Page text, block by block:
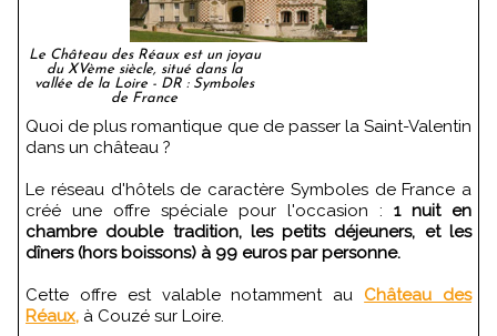
Le Château des Réaux est un joyau
du XVème siècle, situé dans la
vallée de la Loire - DR : Symboles
de France
Quoi de plus romantique que de passer la Saint-Valentin
dans un château ?
Le réseau d'hôtels de caractère Symboles de France a
créé une offre spéciale pour l'occasion : 1 nuit en
chambre double tradition, les petits déjeuners, et les
dîners (hors boissons) à 99 euros par personne.
Cette offre est valable notamment au Château des
Réaux, à Couzé sur Loire.